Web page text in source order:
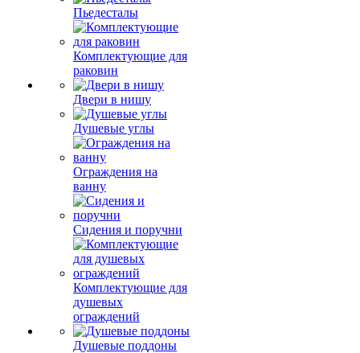
Пьедесталы
Комплектующие для
раковин
Двери в нишу
Душевые углы
Ограждения на
ванну
Сидения и поручни
Комплектующие для
душевых
ограждений
Душевые поддоны